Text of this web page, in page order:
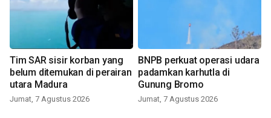
Tim SAR sisir korban yang
belum ditemukan di perairan
utara Madura
Jumat, 7 Agustus 2026
BNPB perkuat operasi udara
padamkan karhutla di
Gunung Bromo
Jumat, 7 Agustus 2026